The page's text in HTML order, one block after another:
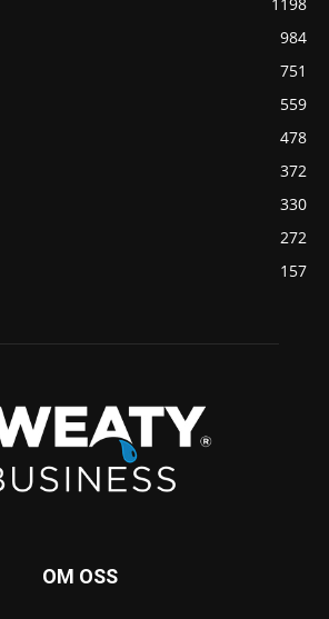
1198
984
751
559
478
372
330
272
157
OM OSS